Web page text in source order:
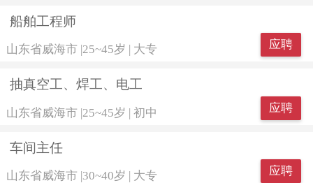
船舶工程师
山东省威海市 25~45岁 大专 应聘
抽真空工、焊工、电工
山东省威海市 |25~45岁 | 初中 应聘
车间主任
山东省威海市 |30~40岁 | 大专 应聘